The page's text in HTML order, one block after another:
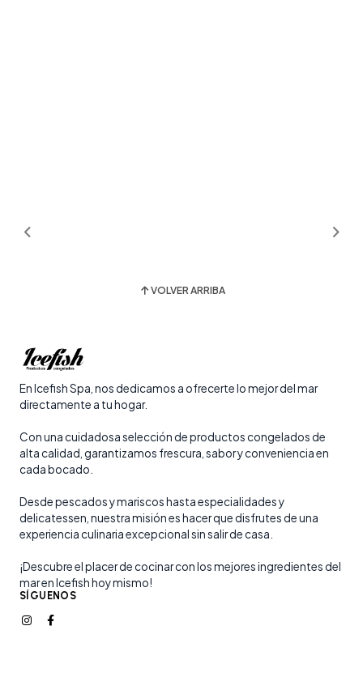
VOLVER ARRIBA
En Icefish Spa, nos dedicamos a ofrecerte lo mejor del mar
directamente a tu hogar.
Con una cuidadosa selección de productos congelados de
alta calidad, garantizamos frescura, sabor y conveniencia en
cada bocado.
Desde pescados y mariscos hasta especialidades y
delicatessen, nuestra misión es hacer que disfrutes de una
experiencia culinaria excepcional sin salir de casa.
¡Descubre el placer de cocinar con los mejores ingredientes del
mar en Icefish hoy mismo!
SÍGUENOS